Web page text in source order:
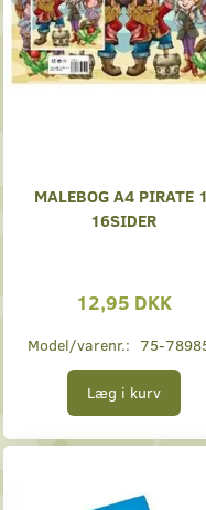
MALEBOG A4 PIRATE
16SIDER
12,95 DKK
Model/varenr.: 75-
Læg i kurv